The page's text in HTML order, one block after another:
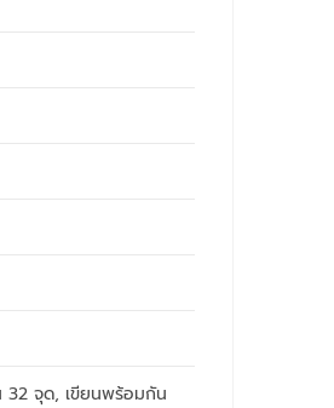
32 จุด, เขียนพร้อมกัน